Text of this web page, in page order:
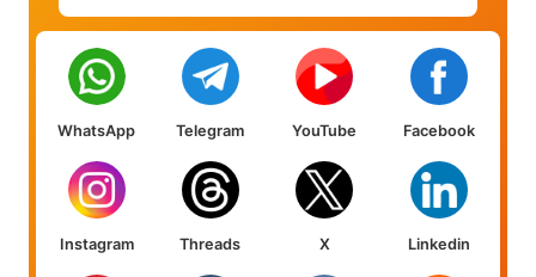
WhatsApp Telegram YouTube Facebook
Instagram Threads X Linkedin